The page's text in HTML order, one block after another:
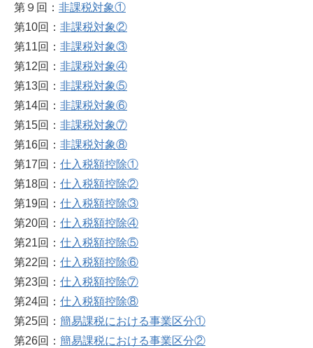
第９回： 非課税対象①
第10回： 非課税対象②
第11回： 非課税対象③
第12回： 非課税対象④
第13回： 非課税対象⑤
第14回： 非課税対象⑥
第15回： 非課税対象⑦
第16回： 非課税対象⑧
第17回： 仕入税額控除①
第18回： 仕入税額控除②
第19回： 仕入税額控除③
第20回： 仕入税額控除④
第21回： 仕入税額控除⑤
第22回： 仕入税額控除⑥
第23回： 仕入税額控除⑦
第24回： 仕入税額控除⑧
第25回： 簡易課税における事業区分①
第26回： 簡易課税における事業区分②